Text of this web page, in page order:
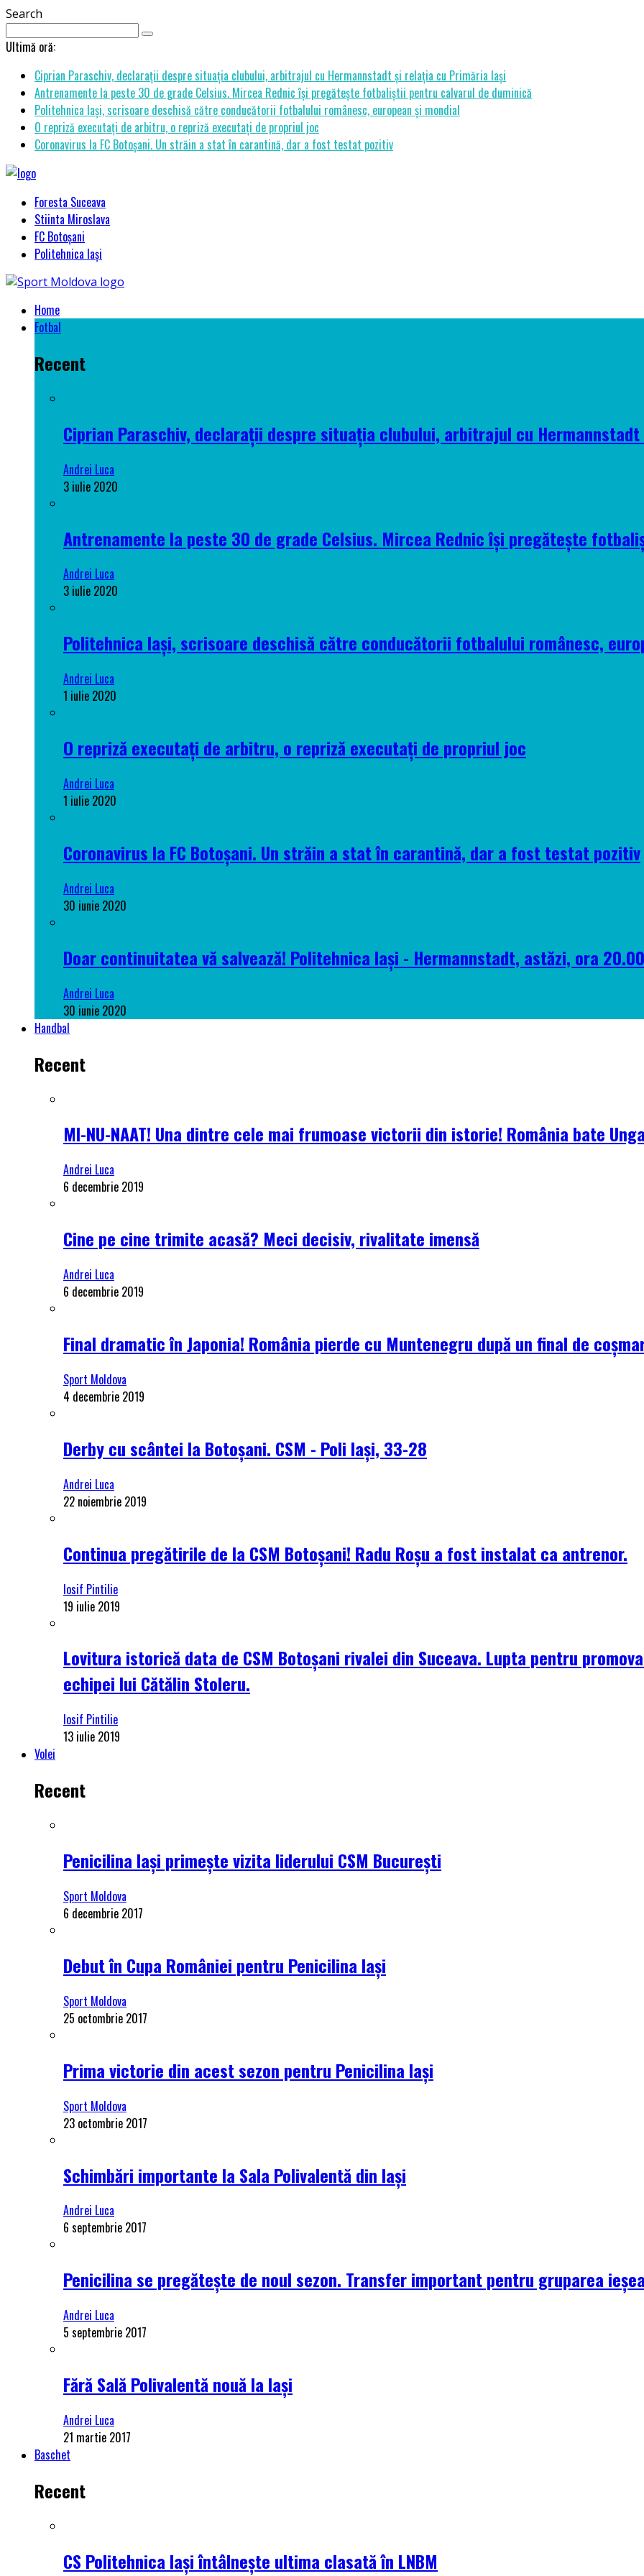
Search
Ultimă oră:
Ciprian Paraschiv, declarații despre situația clubului, arbitrajul cu Hermannstadt și relația cu Primăria Iași
Antrenamente la peste 30 de grade Celsius. Mircea Rednic își pregătește fotbaliștii pentru calvarul de duminică
Politehnica Iași, scrisoare deschisă către conducătorii fotbalului românesc, european și mondial
O repriză executați de arbitru, o repriză executați de propriul joc
Coronavirus la FC Botoșani. Un străin a stat în carantină, dar a fost testat pozitiv
Foresta Suceava
Stiinta Miroslava
FC Botoșani
Politehnica Iași
Home
Fotbal
Recent
Ciprian Paraschiv, declarații despre situația clubului, arbitrajul cu
Andrei Luca
3 iulie 2020
Antrenamente la peste 30 de grade Celsius. Mircea Rednic își pregătește
Andrei Luca
3 iulie 2020
Politehnica Iași, scrisoare deschisă către conducătorii fotbalului românesc,
Andrei Luca
1 iulie 2020
O repriză executați de arbitru, o repriză executați de propriul joc
Andrei Luca
1 iulie 2020
Coronavirus la FC Botoșani. Un străin a stat în carantină, dar a fost testat pozitiv
Andrei Luca
30 iunie 2020
Doar continuitatea vă salvează! Politehnica Iași - Hermannstadt, astăzi, ora 20.00
Andrei Luca
30 iunie 2020
Handbal
Recent
MI-NU-NAAT! Una dintre cele mai frumoase victorii din istorie! România bate
Andrei Luca
6 decembrie 2019
Cine pe cine trimite acasă? Meci decisiv, rivalitate imensă
Andrei Luca
6 decembrie 2019
Final dramatic în Japonia! România pierde cu Muntenegru după un final de
Sport Moldova
4 decembrie 2019
Derby cu scântei la Botoșani. CSM - Poli Iași, 33-28
Andrei Luca
22 noiembrie 2019
Continua pregătirile de la CSM Botoșani! Radu Roșu a fost instalat ca antrenor.
Iosif Pintilie
19 iulie 2019
Lovitura istorică data de CSM Botoșani rivalei din Suceava. Lupta pentru
echipei lui Cătălin Stoleru.
Iosif Pintilie
13 iulie 2019
Volei
Recent
Penicilina Iași primește vizita liderului CSM București
Sport Moldova
6 decembrie 2017
Debut în Cupa României pentru Penicilina Iași
Sport Moldova
25 octombrie 2017
Prima victorie din acest sezon pentru Penicilina Iași
Sport Moldova
23 octombrie 2017
Schimbări importante la Sala Polivalentă din Iași
Andrei Luca
6 septembrie 2017
Penicilina se pregătește de noul sezon. Transfer important pentru gruparea
Andrei Luca
5 septembrie 2017
Fără Sală Polivalentă nouă la Iași
Andrei Luca
21 martie 2017
Baschet
Recent
CS Politehnica Iași întâlnește ultima clasată în LNBM